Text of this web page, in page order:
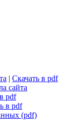
| Скачать в pdf
сайта
pdf
в pdf
(pdf)